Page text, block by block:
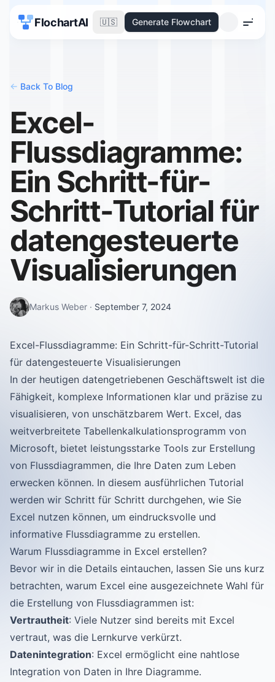
FlochartAI 🇺🇸 Generate Flowchart
Menu
<- Back To Blog
Excel-
Flussdiagramme:
Ein Schritt-für-
Schritt-Tutorial für
datengesteuerte
Visualisierungen
Markus Weber · September 7, 2024
Excel-Flussdiagramme: Ein Schritt-für-Schritt-Tutorial
für datengesteuerte Visualisierungen
In der heutigen datengetriebenen Geschäftswelt ist die
Fähigkeit, komplexe Informationen klar und präzise zu
visualisieren, von unschätzbarem Wert. Excel, das
weitverbreitete Tabellenkalkulationsprogramm von
Microsoft, bietet leistungsstarke Tools zur Erstellung
von Flussdiagrammen, die Ihre Daten zum Leben
erwecken können. In diesem ausführlichen Tutorial
werden wir Schritt für Schritt durchgehen, wie Sie
Excel nutzen können, um eindrucksvolle und
informative Flussdiagramme zu erstellen.
Warum Flussdiagramme in Excel erstellen?
Bevor wir in die Details eintauchen, lassen Sie uns kurz
betrachten, warum Excel eine ausgezeichnete Wahl für
die Erstellung von Flussdiagrammen ist:
Vertrautheit: Viele Nutzer sind bereits mit Excel
vertraut, was die Lernkurve verkürzt.
Datenintegration: Excel ermöglicht eine nahtlose
Integration von Daten in Ihre Diagramme.